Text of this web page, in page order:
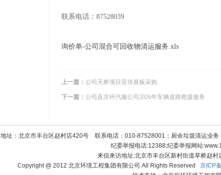
联系电话：87528039
询价单-公司混合可回收物清运服务.xls
上一篇： 公司天桥项目宣传展板采购
下一篇： 公司及京环汽服公司2026年车辆道路救援服务
地址：北京市丰台区赵村店420号 联系电话：010-87528001；厨余垃圾清运业
纪委举报电话:12388;纪委举报网站
来信来访地址:北京市丰台区新村街道草桥赵
Copyright @ 2012 北京环境工程集团有限公司 All Rights Reserved
京ICP